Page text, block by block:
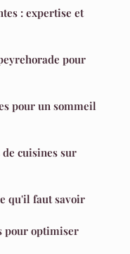
: expertise et
pour
pour un sommeil
cuisines sur
qu'il faut savoir
pour optimiser